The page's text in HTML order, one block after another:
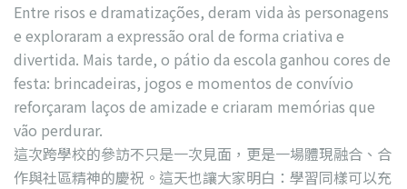
Entre risos e dramatizações, deram vida às personagens
e exploraram a expressão oral de forma criativa e
divertida. Mais tarde, o pátio da escola ganhou cores de
festa: brincadeiras, jogos e momentos de convívio
reforçaram laços de amizade e criaram memórias que
vão perdurar.
這次跨學校的參訪不只是一次見面，更是一場體現融合、合
作與社區精神的慶祝。這天也讓大家明白：學習同樣可以充